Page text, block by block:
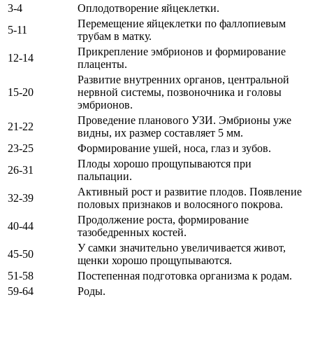
3-4
Оплодотворение яйцеклетки.
5-11
Перемещение яйцеклетки по фаллопиевым
трубам в матку.
12-14
Прикрепление эмбрионов и формирование
плаценты.
15-20
Развитие внутренних органов, центральной
нервной системы, позвоночника и головы
эмбрионов.
21-22
Проведение планового УЗИ. Эмбрионы уже
видны, их размер составляет 5 мм.
23-25
Формирование ушей, носа, глаз и зубов.
26-31
Плоды хорошо прощупываются при
пальпации.
32-39
Активный рост и развитие плодов. Появление
половых признаков и волосяного покрова.
40-44
Продолжение роста, формирование
тазобедренных костей.
45-50
У самки значительно увеличивается живот,
щенки хорошо прощупываются.
51-58
Постепенная подготовка организма к родам.
59-64
Роды.